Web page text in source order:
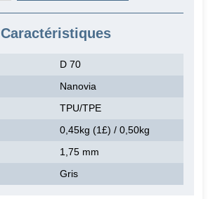
Caractéristiques
D 70
Nanovia
TPU/TPE
0,45kg (1£) / 0,50kg
1,75 mm
Gris